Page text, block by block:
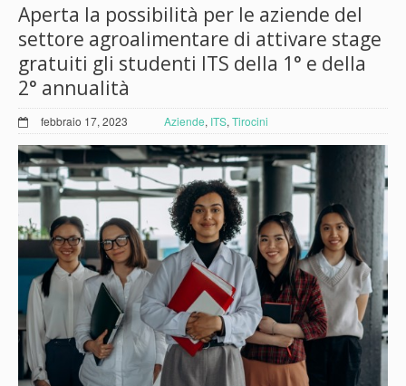
Aperta la possibilità per le aziende del
settore agroalimentare di attivare stage
gratuiti gli studenti ITS della 1° e della
2° annualità
febbraio 17, 2023 Aziende, ITS, Tirocini